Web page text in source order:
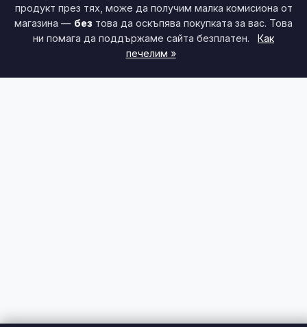
продукт през тях, може да получим малка комисиона от
магазина — без това да оскъпява покупката за вас. Това
ни помага да поддържаме сайта безплатен.
Как
печелим »